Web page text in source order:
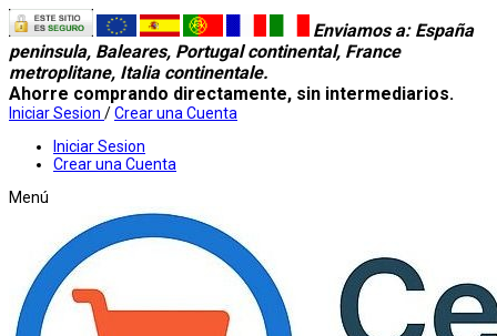
Enviamos a: España
peninsula, Baleares, Portugal continental, France
metroplitane, Italia continentale.
Ahorre comprando directamente, sin intermediarios.
Iniciar Sesion /Crear una Cuenta
Iniciar Sesion
Crear una Cuenta
Menú